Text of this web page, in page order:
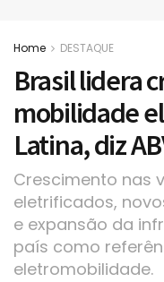
Home DESTAQUE
Brasil lidera
mobilidade
Latina, diz
Crescimento nas
eletrificados,
e expansão da
país como
eletromobilidade.